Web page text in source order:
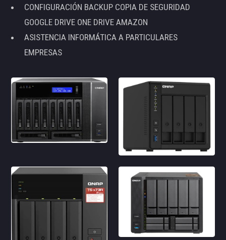
CONFIGURACIÓN BACKUP COPIA DE SEGURIDAD
GOOGLE DRIVE ONE DRIVE AMAZON
ASISTENCIA INFORMÁTICA A PARTICULARES
EMPRESAS